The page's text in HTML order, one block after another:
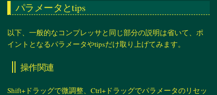
パラメータとtips
以下、一般的なコンプレッサと同じ部分の説明は省いて、ポ
イントとなるパラメータやtipsだけ取り上げてみます。
操作関連
Shift+ドラッグで微調整、Ctrl+ドラッグでパラメータのリセッ